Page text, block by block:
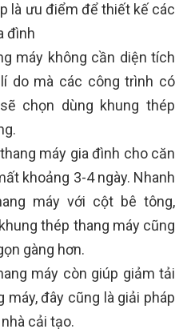
là ưu điểm để thiết kế các
đình
máy không cần diện tích
do mà các công trình có
chọn dùng khung thép
máy gia đình cho căn
khoảng 3-4 ngày. Nhanh
máy với cột bê tông,
thép thang máy cũng
gàng hơn.
máy còn giúp giảm tải
đây cũng là giải pháp
cải tạo.